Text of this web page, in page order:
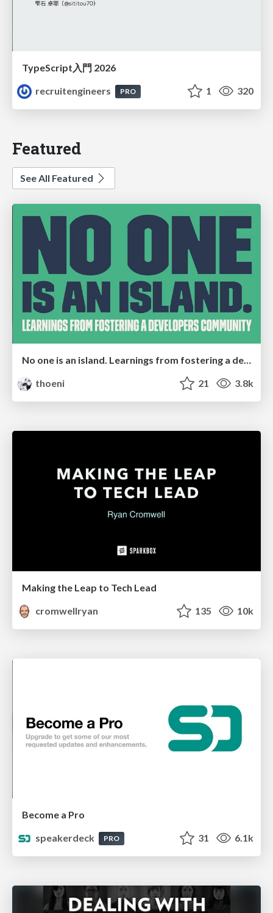
TypeScript入門 2026
recruitengineers
PRO 1 320
Featured
See All Featured
No one is an island. Learnings from fostering a developers community.
thoeni
21 3.8k
Making the Leap to Tech Lead
cromwellryan
135 10k
Become a Pro
speakerdeck
PRO 31 6.1k